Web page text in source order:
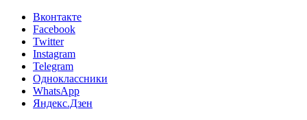
Вконтакте
Facebook
Twitter
Instagram
Telegram
Одноклассники
WhatsApp
Яндекс.Дзен